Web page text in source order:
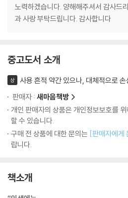
노력하겠습니다. 양해해주셔서 감사드
과 사랑 부탁드립니다. 감사합니다
중고도서 소개
상
사용 흔적 약간 있으나, 대체적으로 손
판매자 : 새마음책방
개인 판매자의 상품은 개인정보보호를
할 수 있습니다.
구매 전 상품에 대한 문의는 [판매자에게
랍니다.
책소개